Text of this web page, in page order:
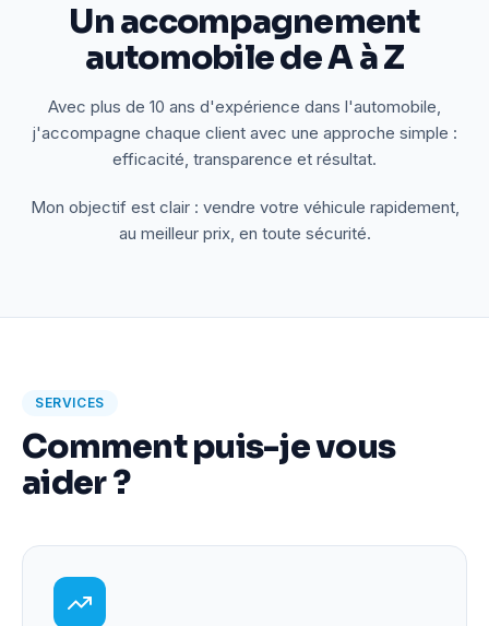
Un accompagnement
automobile de A à Z
Avec plus de 10 ans d'expérience dans l'automobile,
j'accompagne chaque client avec une approche simple :
efficacité, transparence et résultat.
Mon objectif est clair : vendre votre véhicule rapidement,
au meilleur prix, en toute sécurité.
SERVICES
Comment puis-je vous
aider ?